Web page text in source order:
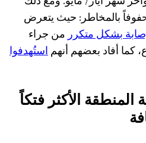
بالمخاطر: حيث يتعرض
بشكل متكررمن جراء
كما أفاد بعضهم أنهماستُهدفوا
المنطقة الأكثر فتكاً